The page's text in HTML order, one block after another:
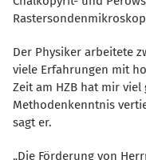
Der Physiker arbeitete
viele Erfahrungen mit
Zeit am HZB hat mir
Methodenkenntnis
sagt er.
Die Förderung von